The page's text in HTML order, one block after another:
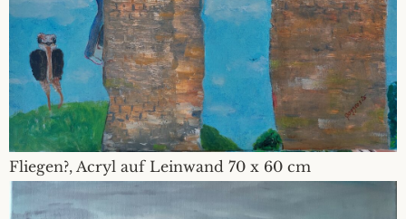
Fliegen?, Acryl auf Leinwand 70 x 60 cm